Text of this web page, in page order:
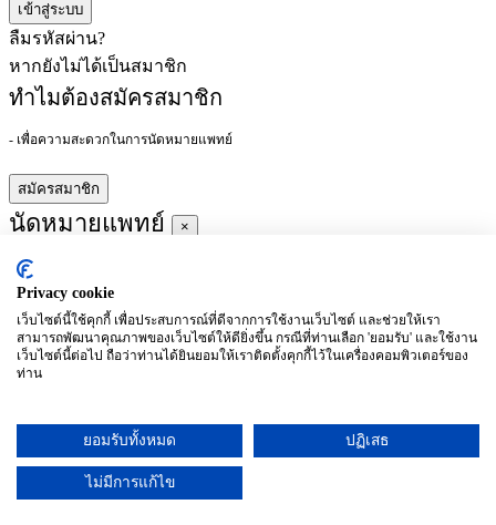
เข้าสู่ระบบ
ลืมรหัสผ่าน?
หากยังไม่ได้เป็นสมาชิก
ทำไมต้องสมัครสมาชิก
- เพื่อความสะดวกในการนัดหมายแพทย์
สมัครสมาชิก
นัดหมายแพทย์ ×
ผู้ชำนาญการ
ประจำ :
อาทิตย์
จันทร์
(27/09)
อังคาร
(28/09)
พุธ
พฤหัสบดี
ศุกร์
เสาร์
Privacy cookie
เว็บไซต์นี้ใช้คุกกี้ เพื่อประสบการณ์ที่ดีจากการใช้งานเว็บไซต์ และช่วยให้เรา
สามารถพัฒนาคุณภาพของเว็บไซต์ให้ดียิ่งขึ้น กรณีที่ท่านเลือก 'ยอมรับ' และใช้งาน
เว็บไซต์นี้ต่อไป ถือว่าท่านได้ยินยอมให้เราติดตั้งคุกกี้ไว้ในเครื่องคอมพิวเตอร์ของ
ท่าน
ยอมรับทั้งหมด ปฏิเสธ
ไม่มีการแก้ไข